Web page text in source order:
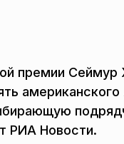
премии Сеймур
РИА Новости.